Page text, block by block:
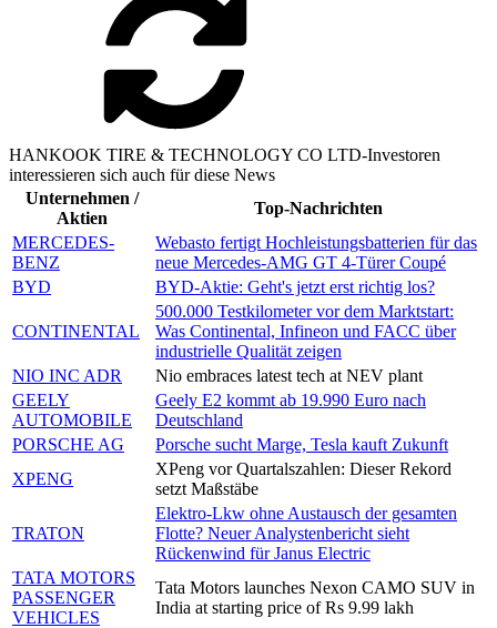
HANKOOK TIRE & TECHNOLOGY CO LTD-Investoren
interessieren sich auch für diese News
Unternehmen /
Aktien
Top-Nachrichten
MERCEDES-
BENZ
Webasto fertigt Hochleistungsbatterien für das
neue Mercedes-AMG GT 4-Türer Coupé
BYD
BYD-Aktie: Geht's jetzt erst richtig los?
CONTINENTAL
500.000 Testkilometer vor dem Marktstart:
Was Continental, Infineon und FACC über
industrielle Qualität zeigen
NIO INC ADR
Nio embraces latest tech at NEV plant
GEELY
AUTOMOBILE
Geely E2 kommt ab 19.990 Euro nach
Deutschland
PORSCHE AG
Porsche sucht Marge, Tesla kauft Zukunft
XPENG
XPeng vor Quartalszahlen: Dieser Rekord
setzt Maßstäbe
TRATON
Elektro-Lkw ohne Austausch der gesamten
Flotte? Neuer Analystenbericht sieht
Rückenwind für Janus Electric
TATA MOTORS
PASSENGER
VEHICLES
Tata Motors launches Nexon CAMO SUV in
India at starting price of Rs 9.99 lakh